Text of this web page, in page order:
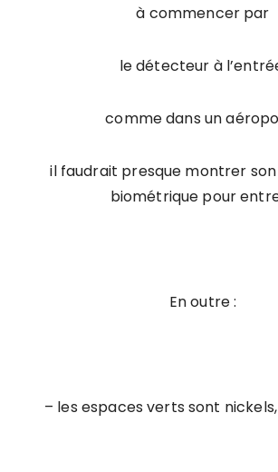
à commencer par
le détecteur à
comme dans un
il faudrait presque montrer
biométrique pour en
En outre :
– les espaces verts sont nickels,